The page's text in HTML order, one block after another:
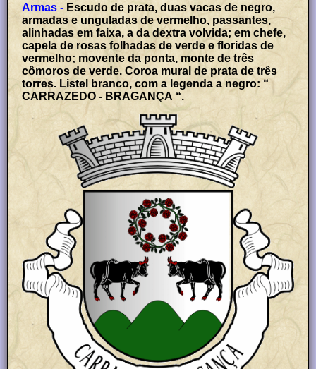
Armas - Escudo de prata, duas vacas de negro,
armadas e unguladas de vermelho, passantes,
alinhadas em faixa, a da dextra volvida; em chefe,
capela de rosas folhadas de verde e floridas de
vermelho; movente da ponta, monte de três
cômoros de verde. Coroa mural de prata de três
torres. Listel branco, com a legenda a negro: “
CARRAZEDO - BRAGANÇA “.